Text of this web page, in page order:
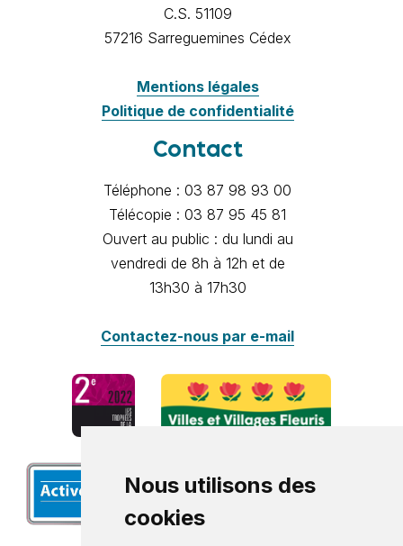
Nous utilisons des
cookies
C.S. 51109
57216 Sarreguemines Cédex
Mentions légales
Politique de confidentialité
Contact
Téléphone : 03 87 98 93 00
Télécopie : 03 87 95 45 81
Ouvert au public : du lundi au
vendredi de 8h à 12h et de
13h30 à 17h30
Contactez-nous par e-mail